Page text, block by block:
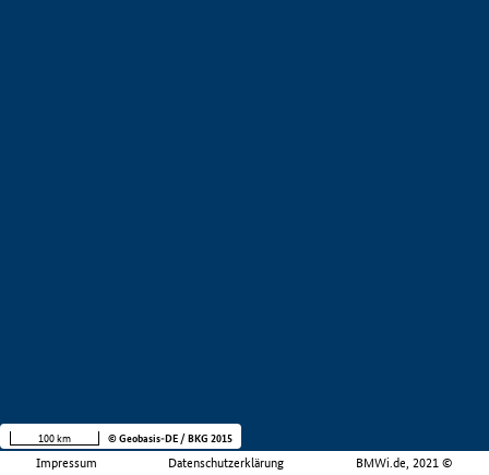
Impressum Datenschutzerklärung BMWi.de, 2021 ©
100 km © Geobasis-DE / BKG 2015